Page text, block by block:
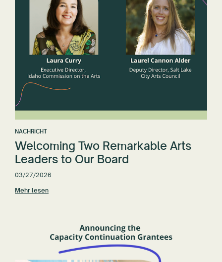
NACHRICHT
Welcoming Two Remarkable Arts
Leaders to Our Board
03/27/2026
Mehr lesen